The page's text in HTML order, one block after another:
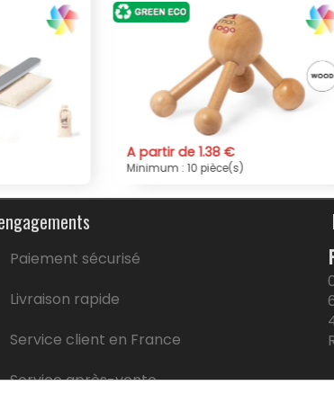
A partir de 0.38 €
Minimum : 10 pièce(s)
Paiement sécurisé
Livraison rapide
Service client en France
Service après-vente